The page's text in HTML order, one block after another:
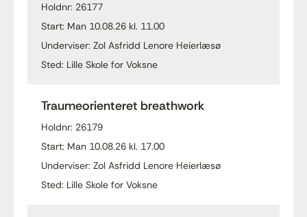
Holdnr: 26177
Start: Man 10.08.26 kl. 11.00
Underviser: Zol Asfridd Lenore Heierlæsø
Sted: Lille Skole for Voksne
Traumeorienteret breathwork
Holdnr: 26179
Start: Man 10.08.26 kl. 17.00
Underviser: Zol Asfridd Lenore Heierlæsø
Sted: Lille Skole for Voksne